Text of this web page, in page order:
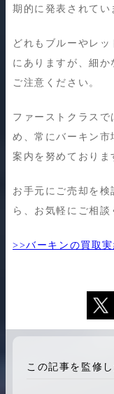
期的に発表されてい
どれもブルーやレ
にありますが、細
ご注意ください。
ファーストクラス
め、常にバーキン
案内を努めておりま
お手元にご売却を
ら、お気軽にご相談
>>バーキンの買取
この記事を監修し